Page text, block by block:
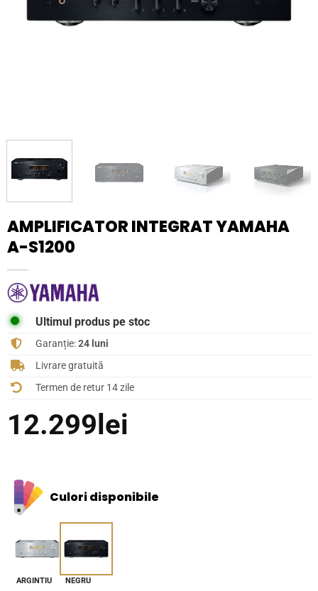
AMPLIFICATOR INTEGRAT YAMAHA
A-S1200
Ultimul produs pe stoc
Garanție:24 luni
Livrare gratuită
Termen de retur 14 zile
12.299lei
Culori disponibile
ARGINTIU NEGRU